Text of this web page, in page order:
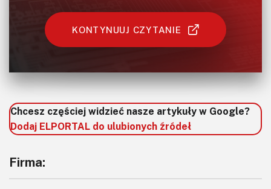
KONTYNUUJ CZYTANIE
Chcesz częściej widzieć nasze artykuły w Google?
Dodaj ELPORTAL do ulubionych źródeł
Firma: